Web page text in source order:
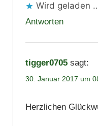
Wird geladen
Antworten
tigger0705 sagt:
30. Januar 2017 um
Herzlichen